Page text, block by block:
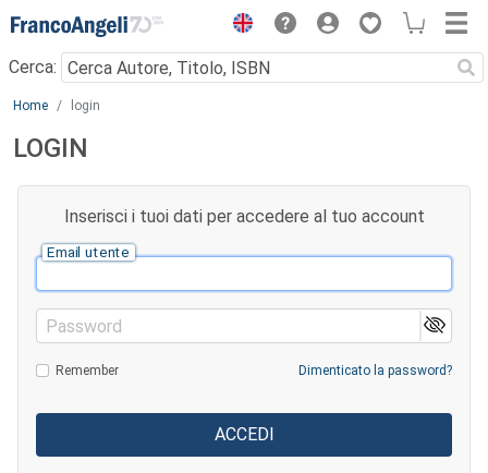
Menu
Cerca:
Main content
Home login
LOGIN
Inserisci i tuoi dati per accedere al tuo account
Email utente
Password
Remember Dimenticato la password?